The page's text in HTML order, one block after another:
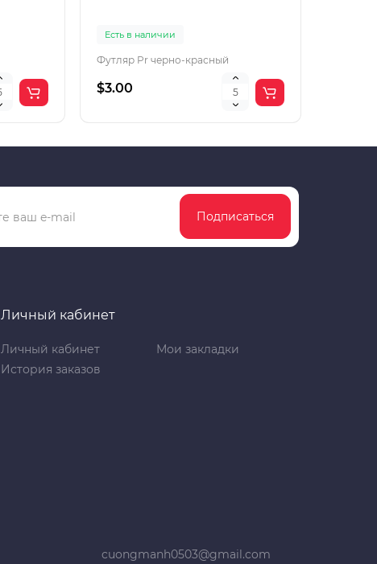
Есть в наличии
Футляр Pr черно-красный
$3.00
Подписаться
Личный кабинет
Личный кабинет
История заказов
Мои закладки
cuongmanh0503@gmail.com